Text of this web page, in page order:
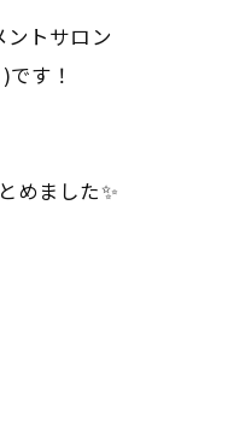
ントサロン
す！
めました✨